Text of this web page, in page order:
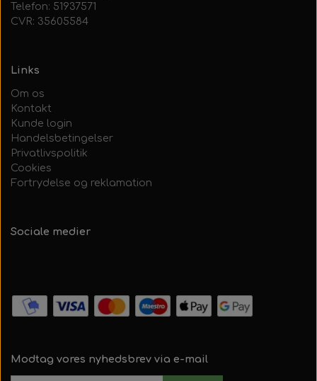
Telefon: 51937571
CVR: 35605584
Links
Om os
Kontakt
Kunde login
Handelsbetingelser
Privatlivspolitik
Cookies
Fortrydelse og reklamation
Sociale medier
Modtag vores nyhedsbrev via e-mail